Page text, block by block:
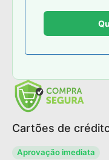
Cartões de
Aprovação imediata